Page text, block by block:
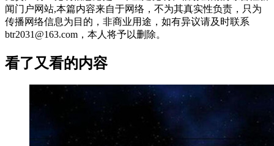
闻门户网站,本篇内容来自于网络，不为其真实性负责，只为
传播网络信息为目的，非商业用途，如有异议请及时联系
btr2031@163.com，本人将予以删除。
看了又看的内容